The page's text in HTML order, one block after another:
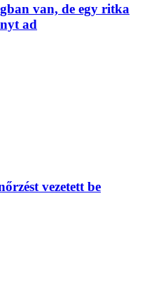
van, de egy ritka
ad
vezetett be